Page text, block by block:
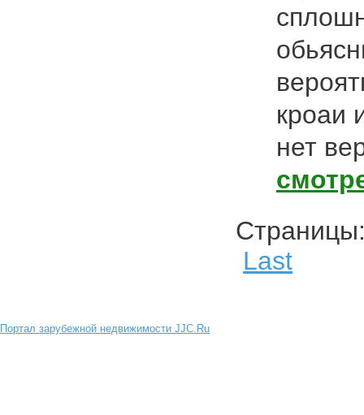
кроаи
нет
Last
Портал зарубежной недвижимости JJC.Ru